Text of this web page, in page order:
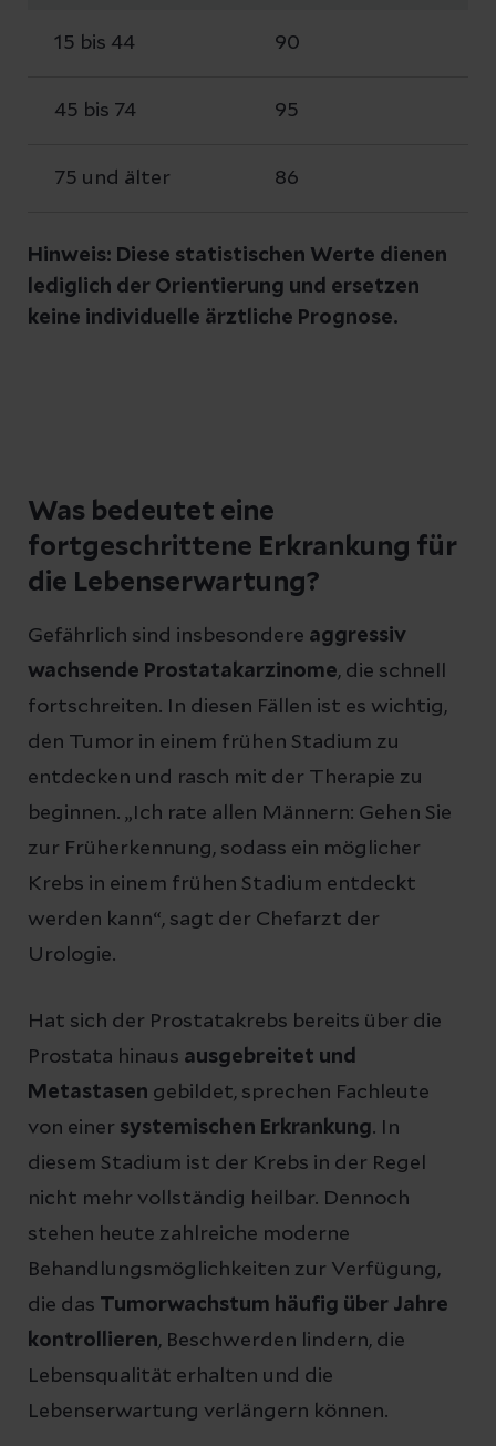
15 bis 44 90
45 bis 74 95
75 und älter 86
Hinweis: Diese statistischen Werte dienen
lediglich der Orientierung und ersetzen
keine individuelle ärztliche Prognose.
Was bedeutet eine
fortgeschrittene Erkrankung für
die Lebenserwartung?
Gefährlich sind insbesondere aggressiv
wachsende Prostatakarzinome, die schnell
fortschreiten. In diesen Fällen ist es wichtig,
den Tumor in einem frühen Stadium zu
entdecken und rasch mit der Therapie zu
beginnen. „Ich rate allen Männern: Gehen Sie
zur Früherkennung, sodass ein möglicher
Krebs in einem frühen Stadium entdeckt
werden kann“, sagt der Chefarzt der
Urologie.
Hat sich der Prostatakrebs bereits über die
Prostata hinaus ausgebreitet und
Metastasen gebildet, sprechen Fachleute
von einer systemischen Erkrankung. In
diesem Stadium ist der Krebs in der Regel
nicht mehr vollständig heilbar. Dennoch
stehen heute zahlreiche moderne
Behandlungsmöglichkeiten zur Verfügung,
die das Tumorwachstum häufig über Jahre
kontrollieren, Beschwerden lindern, die
Lebensqualität erhalten und die
Lebenserwartung verlängern können.